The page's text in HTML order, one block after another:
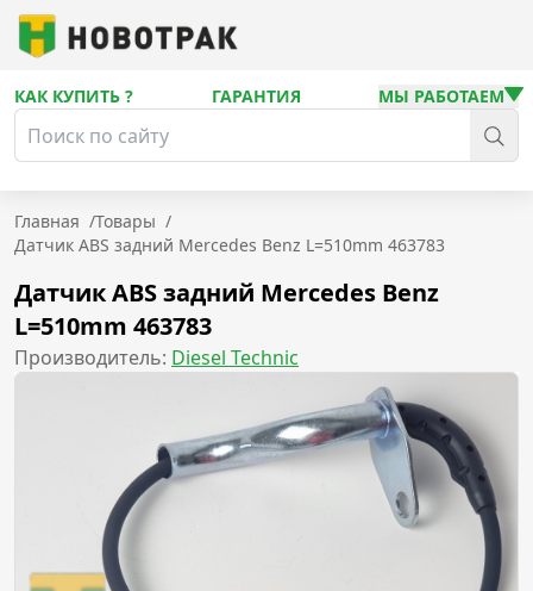
КАК КУПИТЬ ? ГАРАНТИЯ МЫ РАБОТАЕМ
Главная /Товары /
Датчик ABS задний Mercedes Benz L=510mm 463783
Датчик ABS задний Mercedes Benz
L=510mm 463783
Производитель: Diesel Technic